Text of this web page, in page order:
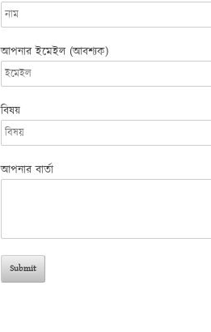
আপনার ইমেইল (আবশ্যক)
বিষয়
আপনার বার্তা